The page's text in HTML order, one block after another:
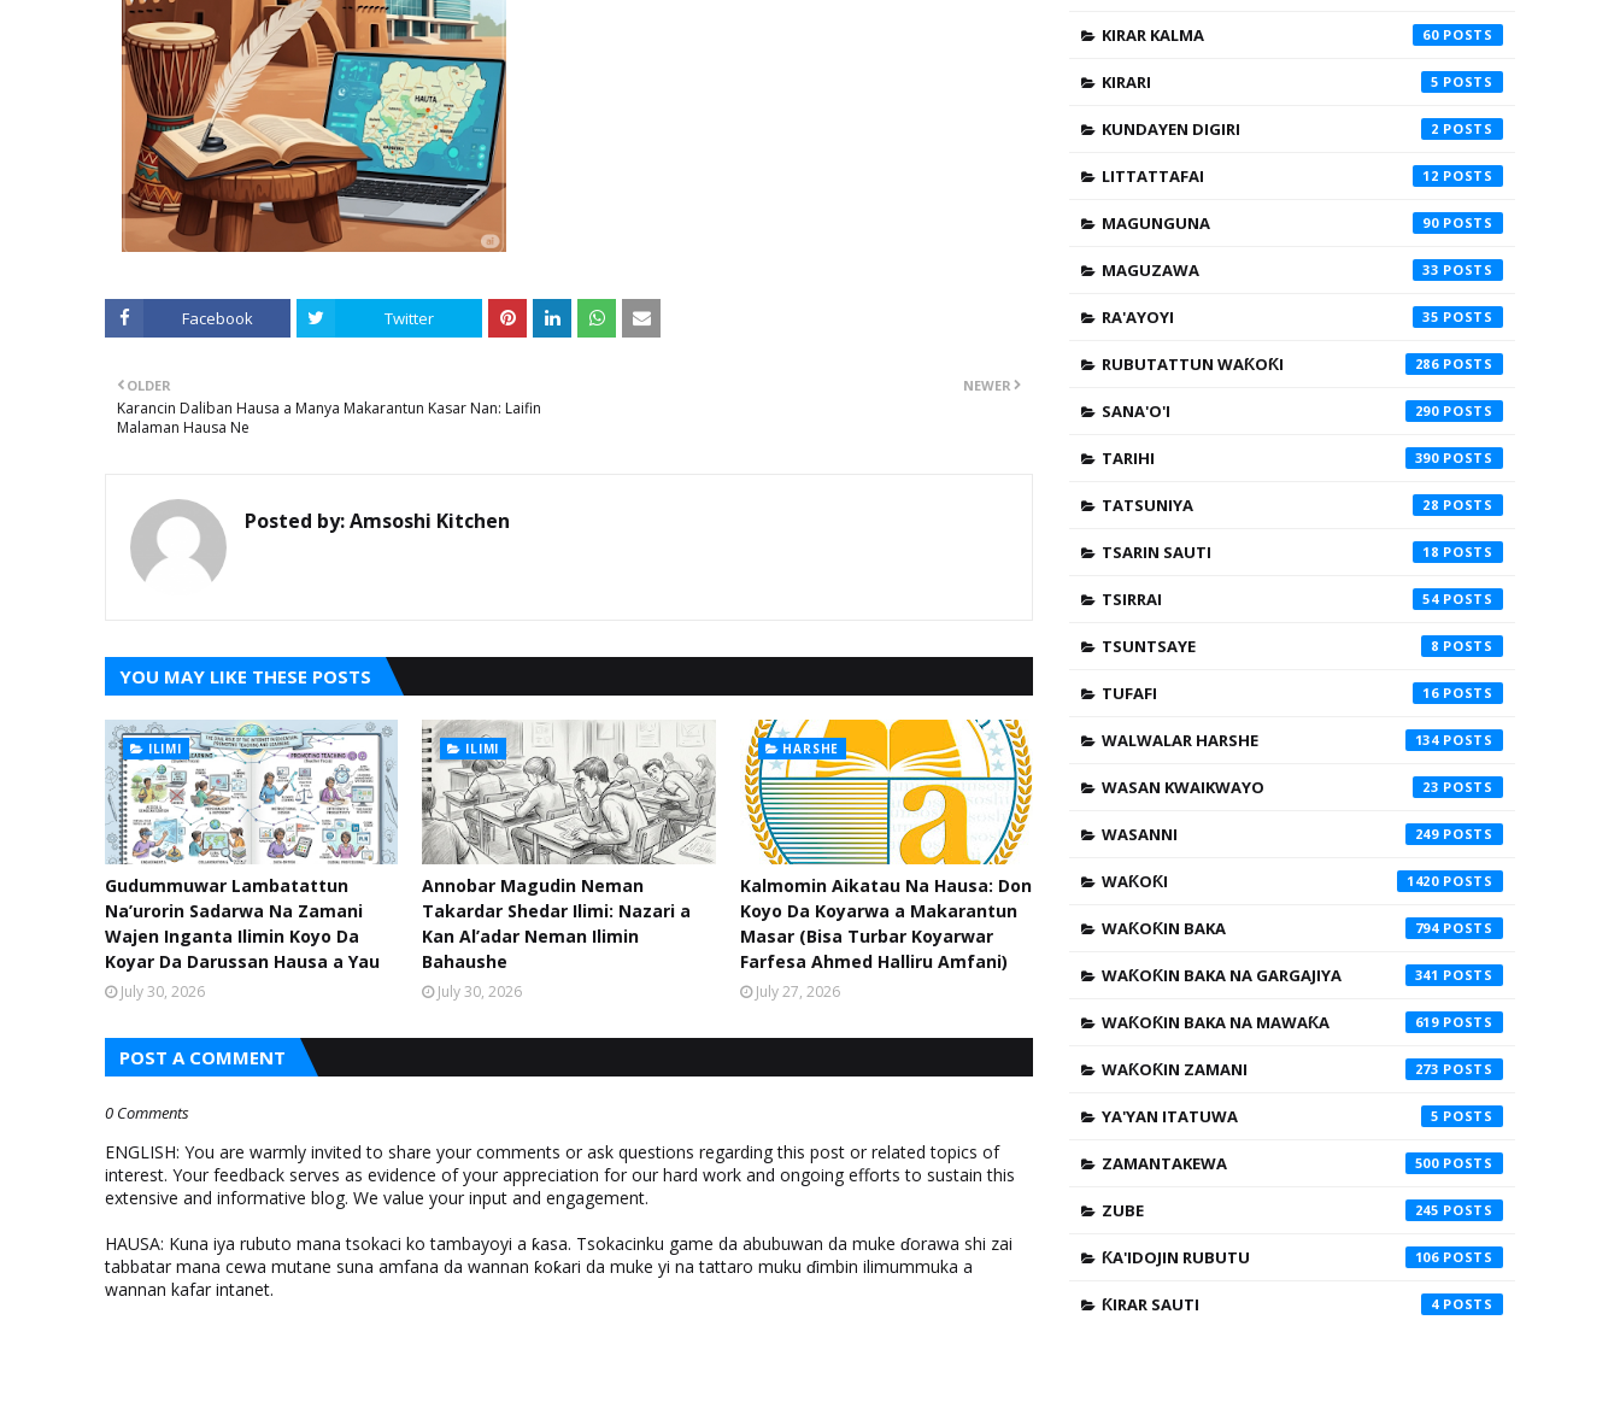
Facebook Twitter
NEWER
OLDER
Karancin Daliban Hausa a Manya Makarantun Kasar Nan: Laifin
Malaman Hausa Ne
Posted by:Amsoshi Kitchen
YOU MAY LIKE THESE POSTS
ILIMI
Gudummuwar Lambatattun
Na’urorin Sadarwa Na Zamani
Wajen Inganta Ilimin Koyo Da
Koyar Da Darussan Hausa a Yau
July 30, 2026
ILIMI
Annobar Magudin Neman
Takardar Shedar Ilimi: Nazari a
Kan Al’adar Neman Ilimin
Bahaushe
July 30, 2026
HARSHE
Kalmomin Aikatau Na Hausa: Don
Koyo Da Koyarwa a Makarantun
Masar (Bisa Turbar Koyarwar
Farfesa Ahmed Halliru Amfani)
July 27, 2026
POST A COMMENT
0 Comments
ENGLISH: You are warmly invited to share your comments or ask questions regarding this post or related topics of
interest. Your feedback serves as evidence of your appreciation for our hard work and ongoing efforts to sustain this
extensive and informative blog. We value your input and engagement.
HAUSA: Kuna iya rubuto mana tsokaci ko tambayoyi a ƙasa. Tsokacinku game da abubuwan da muke ɗorawa shi zai
tabbatar mana cewa mutane suna amfana da wannan ƙoƙari da muke yi na tattaro muku ɗimbin ilimummuka a
wannan kafar intanet.
KIRAR KALMA 60
KIRARI 5
KUNDAYEN DIGIRI 2
LITTATTAFAI 12
MAGUNGUNA 90
MAGUZAWA 33
RA'AYOYI 35
RUBUTATTUN WAƘOƘI 286
SANA'O'I 290
TARIHI 390
TATSUNIYA 28
TSARIN SAUTI 18
TSIRRAI 54
TSUNTSAYE 8
TUFAFI 16
WALWALAR HARSHE 134
WASAN KWAIKWAYO 23
WASANNI 249
WAƘOƘI 1420
WAƘOƘIN BAKA 794
WAƘOƘIN BAKA NA GARGAJIYA 341
WAƘOƘIN BAKA NA MAWAƘA 619
WAƘOƘIN ZAMANI 273
YA'YAN ITATUWA 5
ZAMANTAKEWA 500
ZUBE 245
ƘA'IDOJIN RUBUTU 106
ƘIRAR SAUTI 4